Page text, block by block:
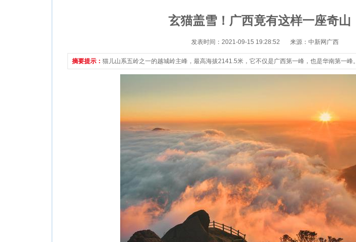
玄猫盖雪！广西竟有这样一座奇山
发表时间：2021-09-15 19:28:52 来源：中新网广西
摘要提示： 猫儿山系五岭之一的越城岭主峰，最高海拔2141.5米，它不仅是广西第一峰，也是华南第一峰。